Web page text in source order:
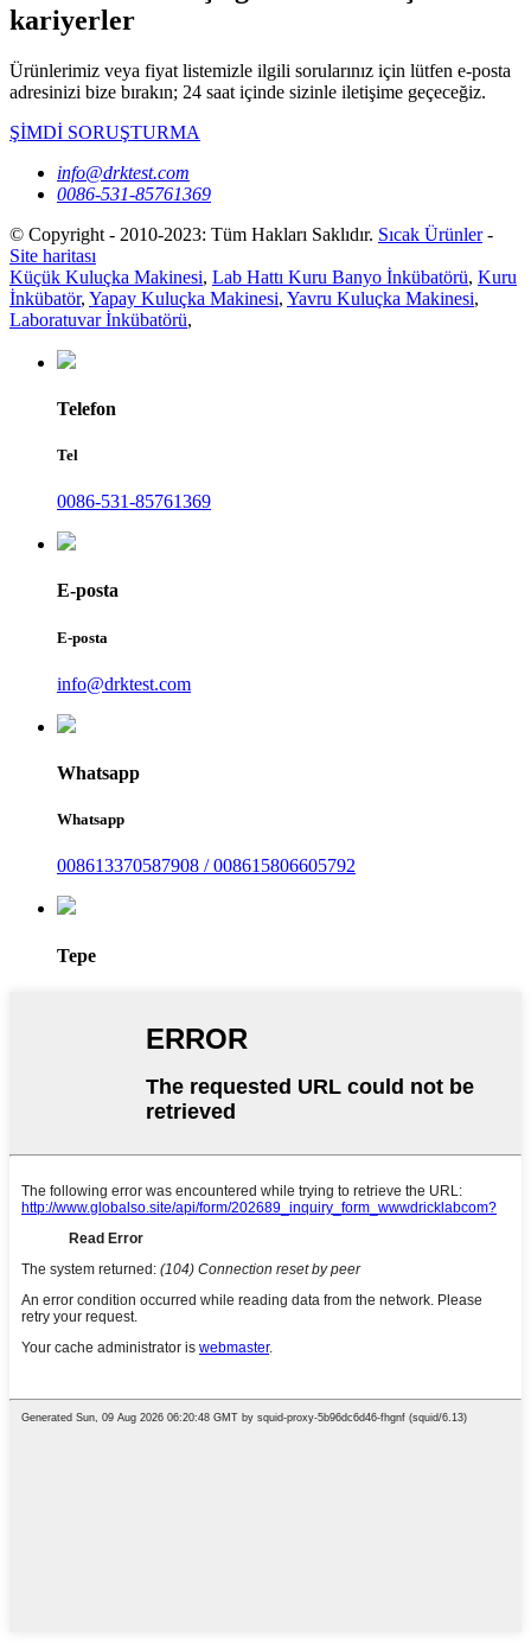
kariyerler
Ürünlerimiz veya fiyat listemizle ilgili sorularınız için lütfen e-posta
adresinizi bize bırakın; 24 saat içinde sizinle iletişime geçeceğiz.
ŞİMDİ SORUŞTURMA
info@drktest.com
0086-531-85761369
© Copyright - 2010-2023: Tüm Hakları Saklıdır. Sıcak Ürünler-
Site haritası
Küçük Kuluçka Makinesi, Lab Hattı Kuru Banyo İnkübatörü, Kuru
İnkübatör, Yapay Kuluçka Makinesi, Yavru Kuluçka Makinesi,
Laboratuvar İnkübatörü,
Telefon
Tel
0086-531-85761369
E-posta
E-posta
info@drktest.com
Whatsapp
Whatsapp
008613370587908 / 008615806605792
Tepe